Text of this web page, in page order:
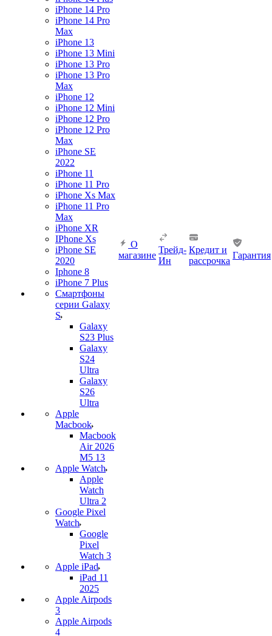
iPhone 14 Pro
iPhone 14 Pro
Max
iPhone 13
iPhone 13 Mini
iPhone 13 Pro
iPhone 13 Pro
Max
iPhone 12
iPhone 12 Mini
iPhone 12 Pro
iPhone 12 Pro
Max
iPhone SE
2022
iPhone 11
iPhone 11 Pro
iPhone Xs Max
iPhone 11 Pro
Max
iPhone XR
IPhone Xs
iPhone SE
2020
Iphone 8
iPhone 7 Plus
Смартфоны
серии Galaxy
S
Galaxy
S23 Plus
Galaxy
S24
Ultra
Galaxy
S26
Ultra
Apple
Macbook
Macbook
Air 2026
M5 13
Apple Watch
Apple
Watch
Ultra 2
Google Pixel
Watch
Google
Pixel
Watch 3
Apple iPad
iPad 11
2025
Apple Airpods
3
Apple Airpods
4
О
магазине
Трейд-
Ин
Кредит и
рассрочка
Гарантия